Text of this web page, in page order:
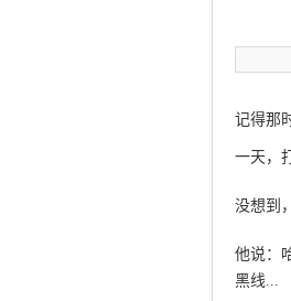
记得那
一天，
没想到
他说：
黑线...